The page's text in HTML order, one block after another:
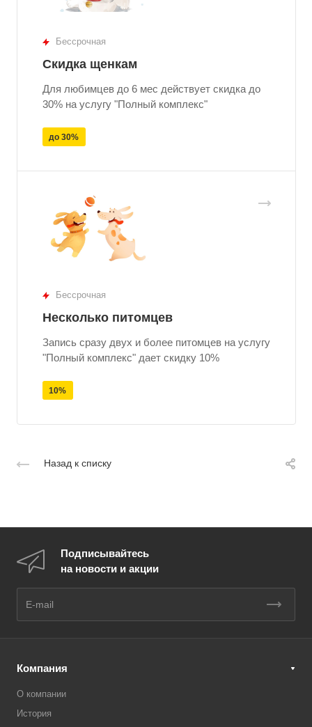
Бессрочная
Скидка щенкам
Для любимцев до 6 мес действует скидка до
30% на услугу "Полный комплекс"
до 30%
Бессрочная
Несколько питомцев
Запись сразу двух и более питомцев на услугу
"Полный комплекс" дает скидку 10%
10%
Назад к списку
Подписывайтесь
на новости и акции
Компания
О компании
История